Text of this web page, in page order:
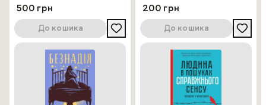
500 грн
До кошика
200 грн
До кошика